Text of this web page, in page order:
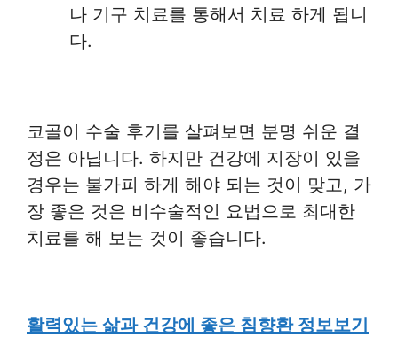
나 기구 치료를 통해서 치료 하게 됩니
다.
코골이 수술 후기를 살펴보면 분명 쉬운 결
정은 아닙니다. 하지만 건강에 지장이 있을
경우는 불가피 하게 해야 되는 것이 맞고, 가
장 좋은 것은 비수술적인 요법으로 최대한
치료를 해 보는 것이 좋습니다.
활력있는 삶과 건강에 좋은 침향환 정보보기